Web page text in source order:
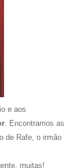
e aos
. Encontramos as
de Rafe, o irmão
muitas!